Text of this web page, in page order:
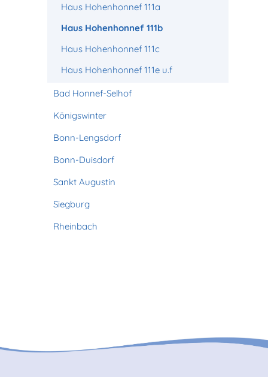
Haus Hohenhonnef 111a
Haus Hohenhonnef 111b
Haus Hohenhonnef 111c
Haus Hohenhonnef 111e u.f
Bad Honnef-Selhof
Königswinter
Bonn-Lengsdorf
Bonn-Duisdorf
Sankt Augustin
Siegburg
Rheinbach